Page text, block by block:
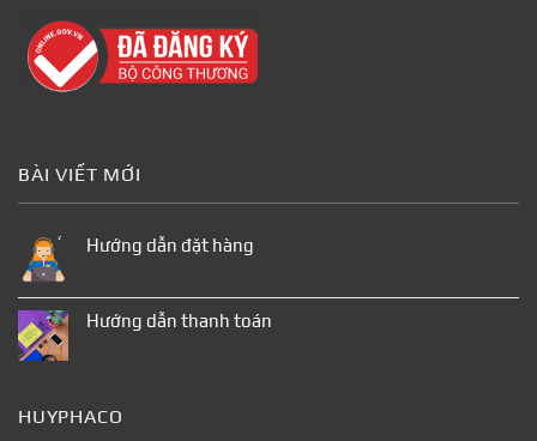
BÀI VIẾT MỚI
Hướng dẫn đặt hàng
Hướng dẫn thanh toán
HUYPHACO